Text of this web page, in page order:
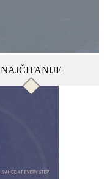
NAJČITANIJE